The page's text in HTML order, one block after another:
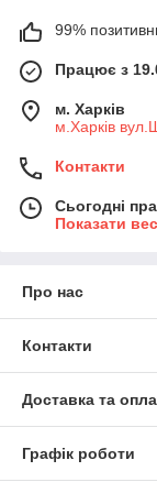
99%
Працює з
м. Харків
м.Харків
Контакти
Сьогодні
Показати
Про нас
Контакти
Доставка та
Графік роботи